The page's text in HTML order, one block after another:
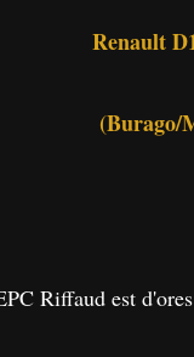
Renault
(Burago/
Riffaud est